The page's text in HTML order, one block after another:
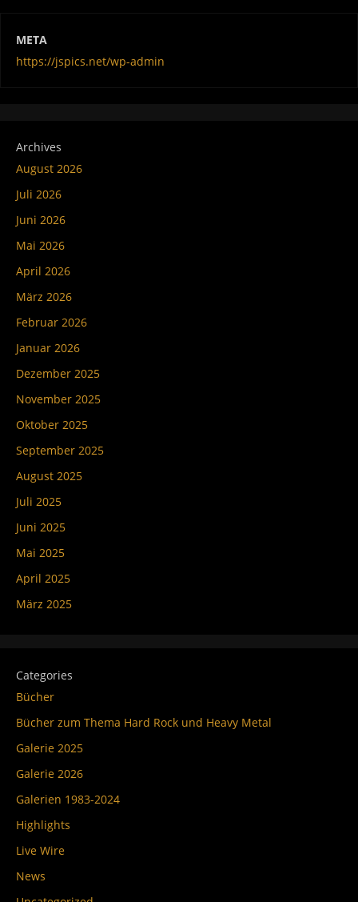
META
https://jspics.net/wp-admin
Archives
August 2026
Juli 2026
Juni 2026
Mai 2026
April 2026
März 2026
Februar 2026
Januar 2026
Dezember 2025
November 2025
Oktober 2025
September 2025
August 2025
Juli 2025
Juni 2025
Mai 2025
April 2025
März 2025
Categories
Bücher
Bücher zum Thema Hard Rock und Heavy Metal
Galerie 2025
Galerie 2026
Galerien 1983-2024
Highlights
Live Wire
News